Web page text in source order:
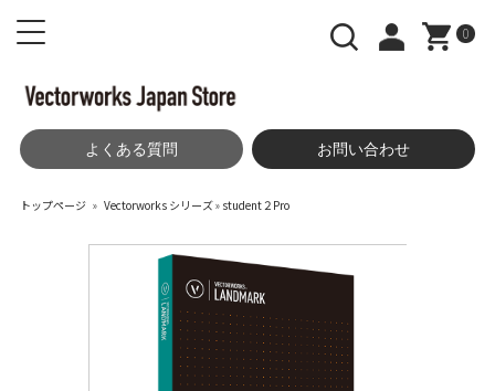
0
よくある質問 お問い合わせ
トップページ » Vectorworks シリーズ» student２Pro